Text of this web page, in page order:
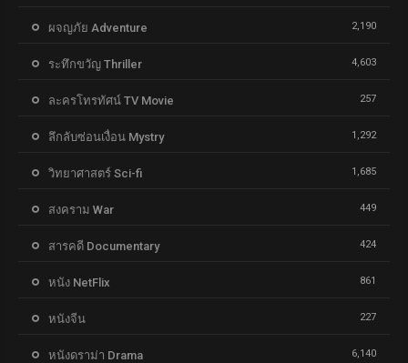
ผจญภัย Adventure 2,190
ระทึกขวัญ Thriller 4,603
ละครโทรทัศน์ TV Movie 257
ลึกลับซ่อนเงื่อน Mystry 1,292
วิทยาศาสตร์ Sci-fi 1,685
สงคราม War 449
สารคดี Documentary 424
หนัง NetFlix 861
หนังจีน 227
หนังดราม่า Drama 6,140